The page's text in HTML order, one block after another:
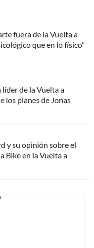
fuera de la Vuelta a
que en lo físico"
líder de la Vuelta a
los planes de Jonas
y su opinión sobre el
Bike en la Vuelta a